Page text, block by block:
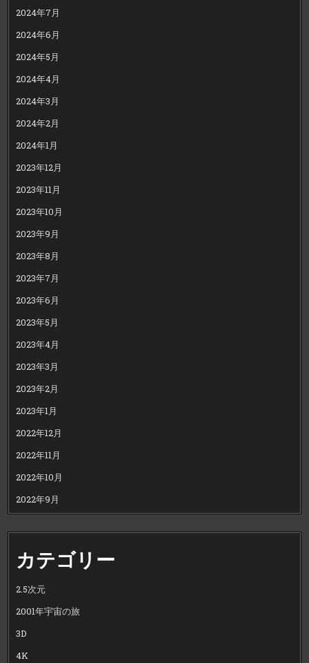
2024年7月
2024年6月
2024年5月
2024年4月
2024年3月
2024年2月
2024年1月
2023年12月
2023年11月
2023年10月
2023年9月
2023年8月
2023年7月
2023年6月
2023年5月
2023年4月
2023年3月
2023年2月
2023年1月
2022年12月
2022年11月
2022年10月
2022年9月
カテゴリー
2.5次元
2001年宇宙の旅
3D
4K